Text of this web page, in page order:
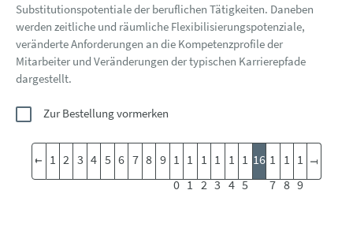
Substitutionspotentiale der beruflichen Tätigkeiten. Daneben
werden zeitliche und räumliche Flexibilisierungspotenziale,
veränderte Anforderungen an die Kompetenzprofile der
Mitarbeiter und Veränderungen der typischen Karrierepfade
dargestellt.
Zur Bestellung vormerken
1 2 3 4 5 6 7 8 9 1
0
1
1
1
2
1
3
1
4
1
5
16 1
7
1
8
1
9